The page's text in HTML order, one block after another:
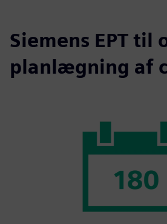
Siemens EPT til
planlægning af